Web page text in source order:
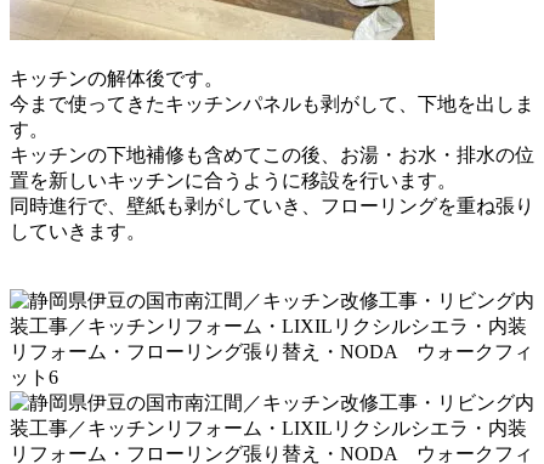
キッチンの解体後です。
今まで使ってきたキッチンパネルも剥がして、下地を出しま
す。
キッチンの下地補修も含めて この後、お湯・お水・排水の位
置を新しいキッチンに合うように移設を行います。
同時進行で、壁紙も剥がしていき、フローリングを重ね張り
していきます。